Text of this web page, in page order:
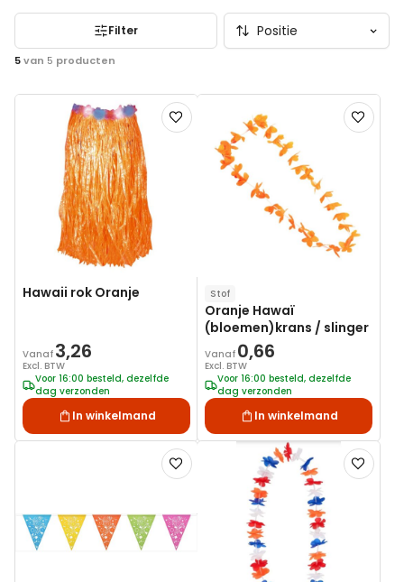
5van 5 producten
Filter
Voeg
toe
verlanglijst
Hawaii rok Oranje
Vanaf 3,26
Excl. BTW
Voor 16:00 besteld, dezelfde
dag verzonden
In winkelmand
Voeg
toe
Stof
Oranje Hawaï
(bloemen)krans / slinger
Vanaf 0,66
Excl. BTW
Voor 16:00 besteld, dezelfde
dag verzonden
In winkelmand
Voeg
toe
verlanglijst
Voeg
toe